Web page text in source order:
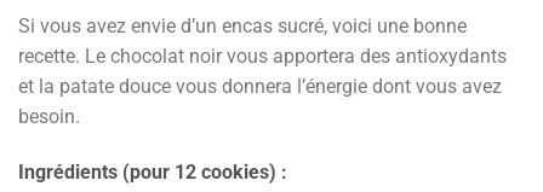
Si vous avez envie d’un encas sucré, voici une bonne
recette. Le chocolat noir vous apportera des antioxydants
et la patate douce vous donnera l’énergie dont vous avez
besoin.
Ingrédients (pour 12 cookies) :